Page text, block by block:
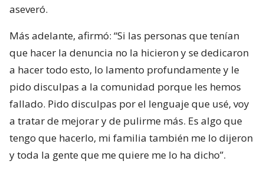
aseveró.
Más adelante, afirmó: “Si las personas que tenían
que hacer la denuncia no la hicieron y se dedicaron
a hacer todo esto, lo lamento profundamente y le
pido disculpas a la comunidad porque les hemos
fallado. Pido disculpas por el lenguaje que usé, voy
a tratar de mejorar y de pulirme más. Es algo que
tengo que hacerlo, mi familia también me lo dijeron
y toda la gente que me quiere me lo ha dicho”.